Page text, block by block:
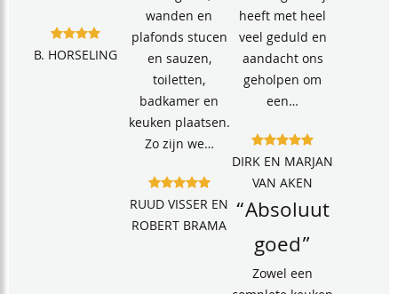
B. HORSELING
wanden en
plafonds stucen
en sauzen,
toiletten,
badkamer en
keuken plaatsen.
Zo zijn we…
RUUD VISSER EN
ROBERT BRAMA
heeft met heel
veel geduld en
aandacht ons
geholpen om
een…
DIRK EN MARJAN
VAN AKEN
“Absoluut
goed”
Zowel een